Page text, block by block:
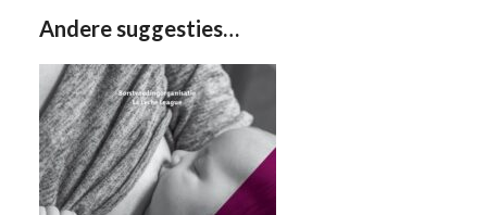
Andere suggesties…